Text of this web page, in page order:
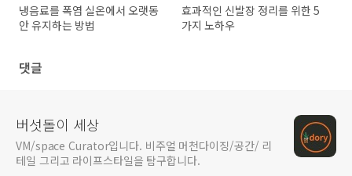
냉음료를 폭염 실온에서 오랫동
안 유지하는 방법
효과적인 신발장 정리를 위한 5
가지 노하우
댓글
버섯돌이 세상
VM/space Curator입니다. 비주얼 머천다이징/공간/ 리
테일 그리고 라이프스타일을 탐구합니다.